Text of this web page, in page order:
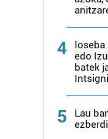
4
Ioseba
edo
batek
5
Lau